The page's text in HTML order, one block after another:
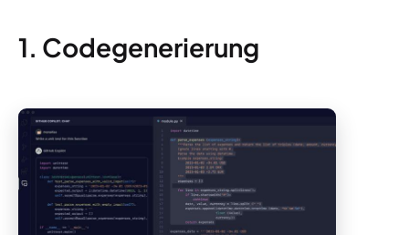
1. Codegenerierung